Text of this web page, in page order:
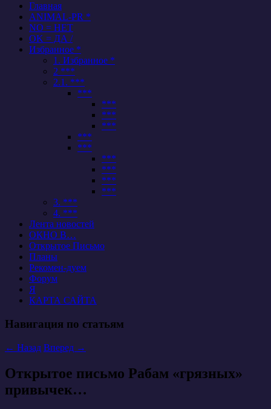
Главная
ANIMAL-PR *
NO = НЕТ
OK = ДА /
Избранное *
1. Избранное *
2 ***
2.1. ***
***
***
***
***
***
***
***
***
***
***
3. ***
4. ***
Лента новостей
ОКНО В…
Открытое Письмо
Планы
Рекомен-дуем
Форум
Я
КАРТА САЙТА
Навигация по статьям
← Назад Вперед →
Открытое письмо Рабам «грязных»
привычек…